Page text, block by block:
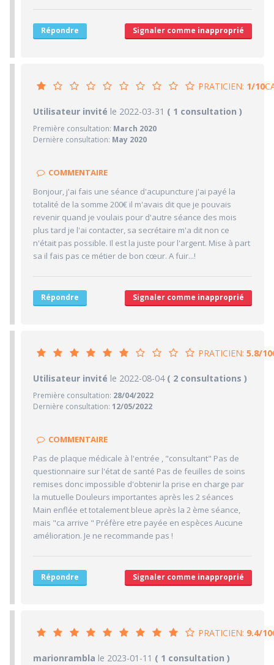
Répondre Signaler comme inapproprié
PRATICIEN: 1/10
PRATICIEN1/10
1/10 Confiance accordée
1/10 Clarté des informations médicales délivrées
1/10 Ponctualité/Temps en salle d'attente/Retard
CABINET/LOCAUX1/10
1/10 Desserte par les transports en commun
1/10 Stationnements alentours
Utilisateur invité le 2022-03-31 ( 1 consultation )
Première consultation: March 2020
Dernière consultation: May 2020
COMMENTAIRE
Bonjour, j'ai fais une séance d'acupuncture j'ai payé la
totalité de la somme 200€ il m'avais dit que je pouvais
revenir quand je voulais pour d'autre séance des mois
plus tard je l'ai contacter, sa secrétaire m'a dit non ce
n'était pas possible. Il est la juste pour l'argent. Mise à part
sa il fais pas ce métier de bon cœur. A fuir...!
Répondre Signaler comme inapproprié
PRATICIEN: 5.8/10
PRATICIEN5.8/10
2/10 Confiance accordée
2/10 Clarté des informations médicales délivrées
10/10 Ponctualité/Temps en salle d'attente/Retard
CABINET/LOCAUX 6.7/10
10/10 Desserte par les transports en commun
5/10 Stationnements alentours
Utilisateur invité le 2022-08-04 ( 2 consultations )
Première consultation: 28/04/2022
Dernière consultation: 12/05/2022
COMMENTAIRE
Pas de plaque médicale à l'entrée , "consultant" Pas de
questionnaire sur l'état de santé Pas de feuilles de soins
remises donc impossible d'obtenir la prise en charge par
la mutuelle Douleurs importantes après les 2 séances
Main enflée et totalement bleue après la 2 ème séance,
mais "ca arrive " Préfère etre payée en espèces Aucune
amélioration. Je ne recommande pas !
Répondre Signaler comme inapproprié
PRATICIEN: 9.4/10
PRATICIEN9.4/10
marionrambla le 2023-01-11 ( 1 consultation )